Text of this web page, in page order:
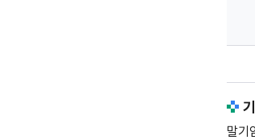
말기